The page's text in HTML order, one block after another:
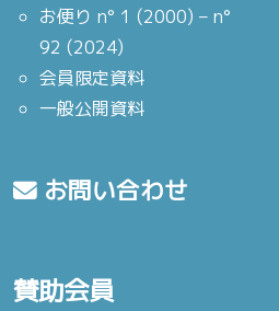
お便り n° 1 (2000) – n°
92 (2024)
会員限定資料
一般公開資料
お問い合わせ
賛助会員